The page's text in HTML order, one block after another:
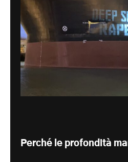
Perché le profondità